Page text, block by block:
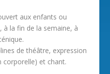
aux enfants ou
à la fin de la semaine, à
de théâtre, expression
corporelle) et chant.